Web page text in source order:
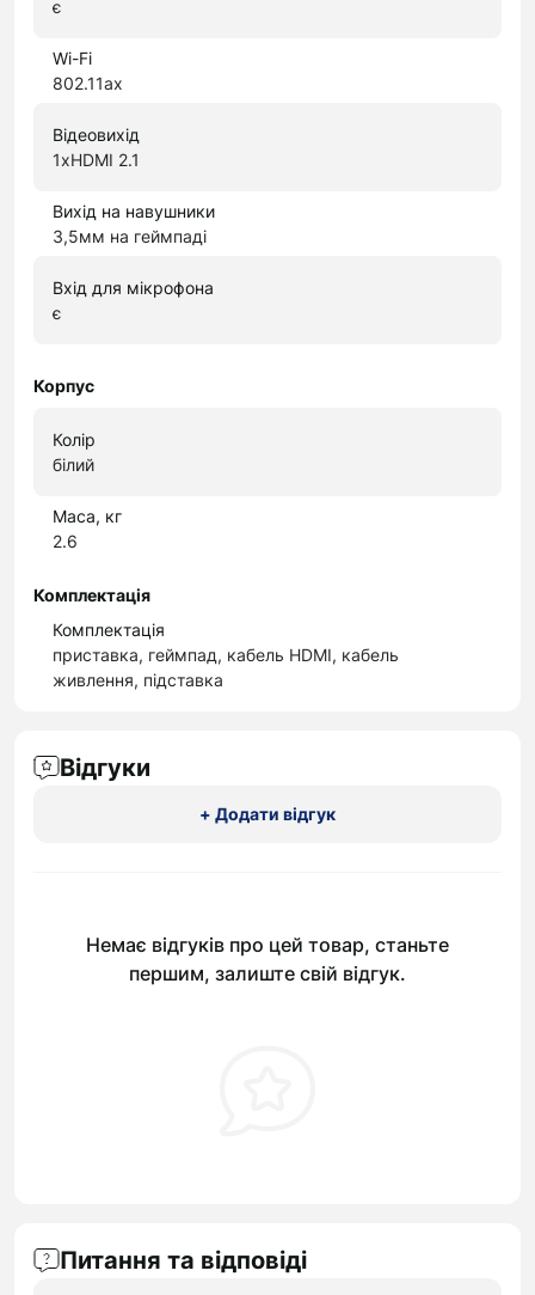
є
Wi-Fi
802.11ax
Відеовихід
1xHDMI 2.1
Вихід на навушники
3,5мм на геймпаді
Вхід для мікрофона
є
Корпус
Колір
білий
Маса, кг
2.6
Комплектація
Комплектація
приставка, геймпад, кабель HDMI, кабель
живлення, підставка
Відгуки
+ Додати відгук
Немає відгуків про цей товар, станьте
першим, залиште свій відгук.
Питання та відповіді